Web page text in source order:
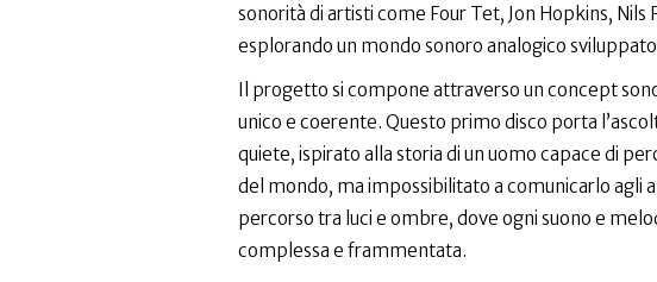
sonorità di artisti come Four Tet, Jon Hopkins,
esplorando un mondo sonoro analogico
Il progetto si compone attraverso un concept
unico e coerente. Questo primo disco porta
quiete, ispirato alla storia di un uomo capace di
del mondo, ma impossibilitato a comunicarlo agli
percorso tra luci e ombre, dove ogni suono e
complessa e frammentata.